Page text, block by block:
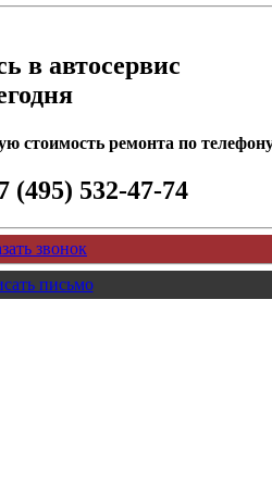
в автосервис
стоимость ремонта по
(495) 532-47-74
звонок
письмо